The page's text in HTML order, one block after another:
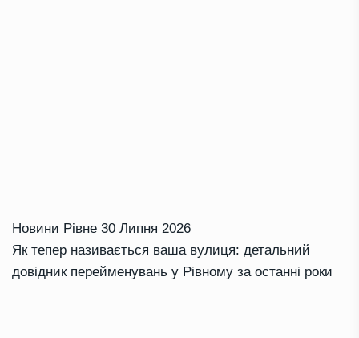
Новини Рівне 30 Липня 2026
Як тепер називається ваша вулиця: детальний
довідник перейменувань у Рівному за останні роки